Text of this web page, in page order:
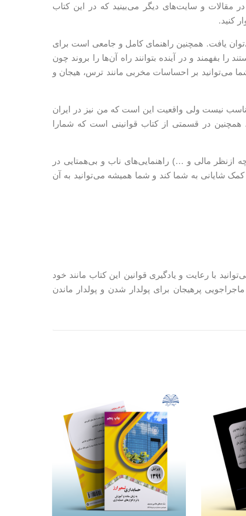
مقالات و سایت‌های دیگر می‌بینید که در این کتاب
کنید.
یافت. همچنین راهنمای کامل و جامعی است برای
را بفهمند و در آینده بتوانند راه آن‌ها را بروند چون
می‌توانید بر احساسات مخربی مانند ترس، هیجان و
نیست ولی واقعیت این است که من نیز در ایران
همچنین در قسمتی از کتاب قوانینی است که شمارا
ازنظر مالی و …) راهنمایی‌های ناب و بی‌همتایی در
شایانی به شما ‌کند و شما همیشه می‌توانید به آن
با رعایت و یادگیری قوانین این کتاب مانند خود
پرهیجان برای پولدار شدن و پولدار ماندن